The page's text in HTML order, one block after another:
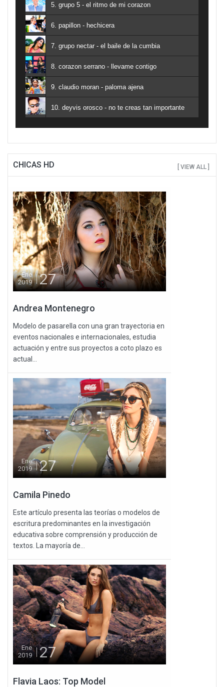
5. grupo 5 - el ritmo de mi corazon
6. papillon - hechicera
7. grupo nectar - el baile de la cumbia
8. corazon serrano - llevame contigo
9. claudio moran - paloma ajena
10. deyvis orosco - no te creas tan importante
CHICAS HD [ VIEW ALL ]
Ene
2019
27
Andrea Montenegro
Modelo de pasarella con una gran trayectoria en
eventos nacionales e internacionales, estudia
actuación y entre sus proyectos a coto plazo es
actual...
Ene
2019
27
Camila Pinedo
Este artículo presenta las teorías o modelos de
escritura predominantes en la investigación
educativa sobre comprensión y producción de
textos. La mayoría de...
Ene
2019
27
Flavia Laos: Top Model